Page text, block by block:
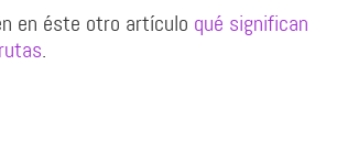
en éste otro artículo qué significan
.